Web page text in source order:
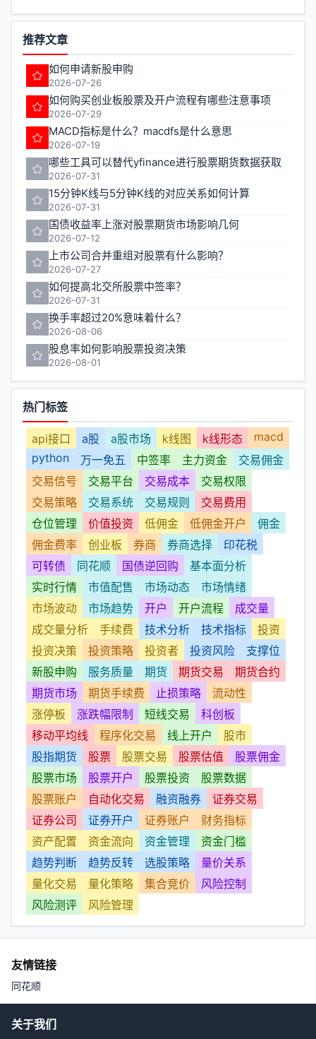
推荐文章
如何申请新股申购
2026-07-26
如何购买创业板股票及开户流程有哪些注意事项
2026-07-29
MACD指标是什么？macdfs是什么意思
2026-07-19
哪些工具可以替代yfinance进行股票期货数据获取
2026-07-31
15分钟K线与5分钟K线的对应关系如何计算
2026-07-31
国债收益率上涨对股票期货市场影响几何
2026-07-12
上市公司合并重组对股票有什么影响？
2026-07-27
如何提高北交所股票中签率？
2026-07-31
换手率超过20%意味着什么？
2026-08-06
股息率如何影响股票投资决策
2026-08-01
热门标签
api接口 a股 a股市场 k线图 k线形态
macd
python
万一免五 中签率 主力资金
交易佣金
交易信号
交易平台 交易成本
交易权限
交易策略
交易系统 交易规则
交易费用
仓位管理
价值投资 低佣金 低佣金开户
佣金
佣金费率
创业板 券商 券商选择
印花税
可转债
同花顺 国债逆回购
基本面分析
实时行情
市值配售 市场动态
市场情绪
市场波动
市场趋势 开户 开户流程
成交量
成交量分析
手续费 技术分析 技术指标
投资
投资决策
投资策略 投资者 投资风险
支撑位
新股申购
服务质量 期货 期货交易
期货合约
期货市场
期货手续费 止损策略
流动性
涨停板
涨跌幅限制 短线交易
科创板
移动平均线
程序化交易 线上开户
股市
股指期货
股票 股票交易 股票估值
股票佣金
股票市场
股票开户 股票投资
股票数据
股票账户
自动化交易 融资融券
证券交易
证券公司
证券开户 证券账户
财务指标
资产配置
资金流向 资金管理
资金门槛
趋势判断
趋势反转 选股策略
量价关系
量化交易
量化策略 集合竞价
风险控制
风险测评
风险管理
友情链接
同花顺
关于我们